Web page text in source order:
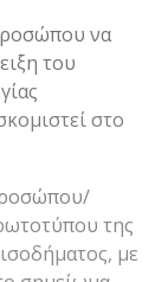
να
του
στο
της
με